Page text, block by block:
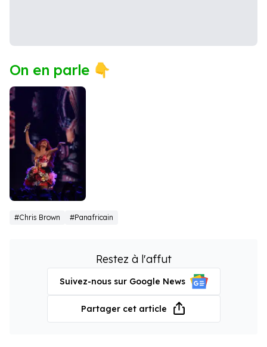
On en parle 👇
Rihanna
#Chris Brown #Panafricain
Restez à l'affut
Suivez-nous sur Google News
Partager cet article